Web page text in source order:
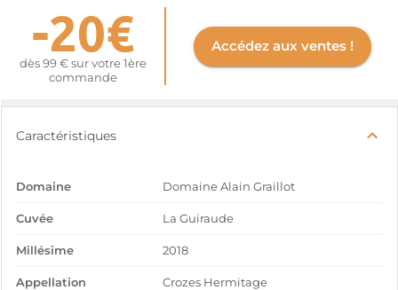
-20€
dès 99 € sur votre 1ère
commande
Accédez aux ventes !
Caractéristiques
Domaine Domaine Alain Graillot
Cuvée La Guiraude
Millésime 2018
Appellation Crozes Hermitage